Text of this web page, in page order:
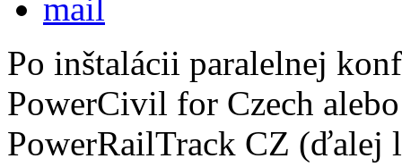
Po inštalácii paralelnej
PowerCivil for Czech alebo
PowerRailTrack CZ (ďalej